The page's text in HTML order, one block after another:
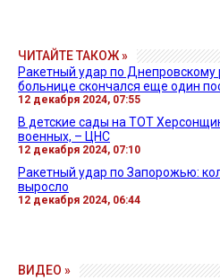
ЧИТАЙТЕ ТАКОЖ »
Ракетный удар по Днепровскому
больнице скончался еще один
12 декабря 2024, 07:55
В детские сады на ТОТ
военных, – ЦНС
12 декабря 2024, 07:10
Ракетный удар по Запорожью:
выросло
12 декабря 2024, 06:44
ВИДЕО »